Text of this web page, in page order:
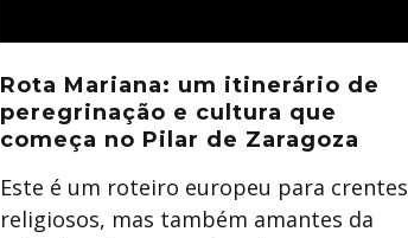
Rota Mariana: um itinerário de
peregrinação e cultura que
começa no Pilar de Zaragoza
Este é um roteiro europeu para crentes
religiosos, mas também amantes da